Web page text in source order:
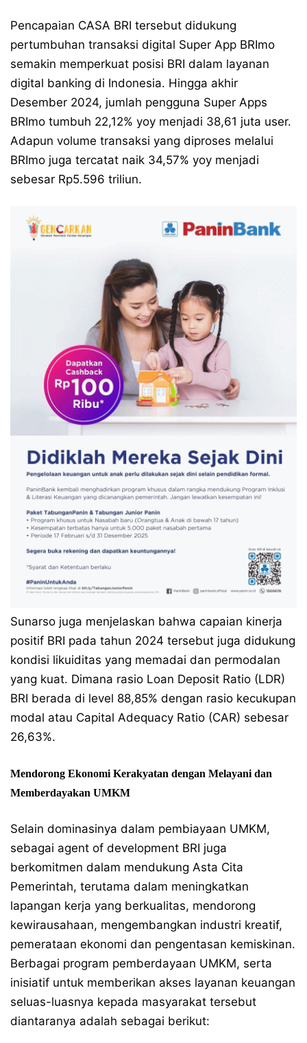
Pencapaian CASA BRI tersebut didukung
pertumbuhan transaksi digital Super App BRImo
semakin memperkuat posisi BRI dalam layanan
digital banking di Indonesia. Hingga akhir
Desember 2024, jumlah pengguna Super Apps
BRImo tumbuh 22,12% yoy menjadi 38,61 juta user.
Adapun volume transaksi yang diproses melalui
BRImo juga tercatat naik 34,57% yoy menjadi
sebesar Rp5.596 triliun.
Sunarso juga menjelaskan bahwa capaian kinerja
positif BRI pada tahun 2024 tersebut juga didukung
kondisi likuiditas yang memadai dan permodalan
yang kuat. Dimana rasio Loan Deposit Ratio (LDR)
BRI berada di level 88,85% dengan rasio kecukupan
modal atau Capital Adequacy Ratio (CAR) sebesar
26,63%.
Mendorong Ekonomi Kerakyatan dengan Melayani dan
Memberdayakan UMKM
Selain dominasinya dalam pembiayaan UMKM,
sebagai agent of development BRI juga
berkomitmen dalam mendukung Asta Cita
Pemerintah, terutama dalam meningkatkan
lapangan kerja yang berkualitas, mendorong
kewirausahaan, mengembangkan industri kreatif,
pemerataan ekonomi dan pengentasan kemiskinan.
Berbagai program pemberdayaan UMKM, serta
inisiatif untuk memberikan akses layanan keuangan
seluas-luasnya kepada masyarakat tersebut
diantaranya adalah sebagai berikut: